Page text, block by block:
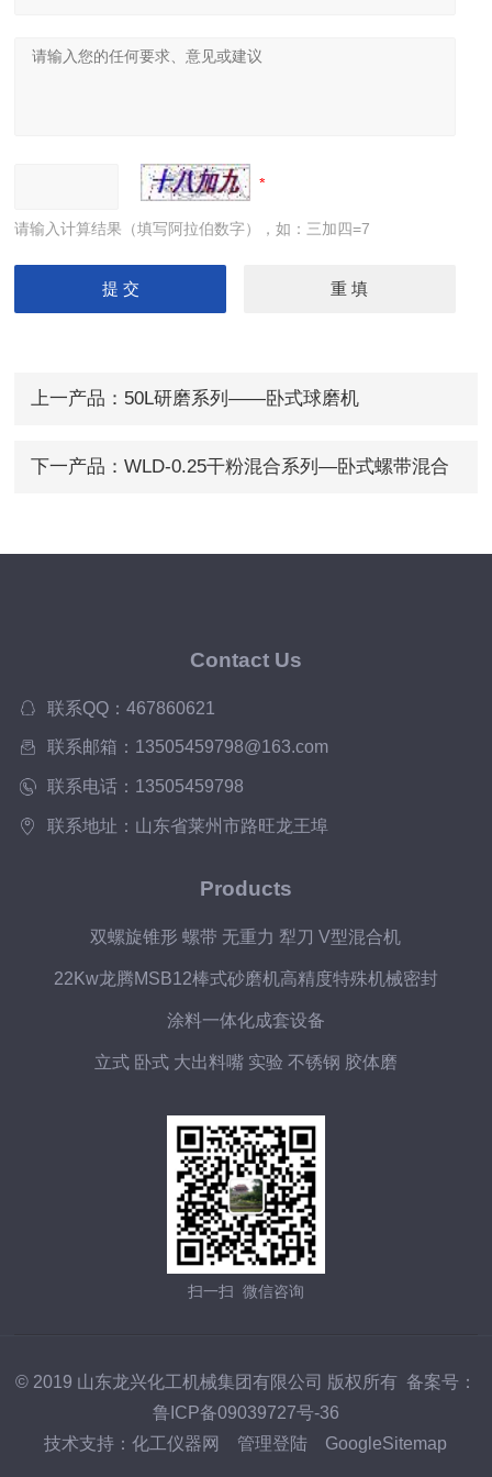
请输入计算结果（填写阿拉伯数字），如：三加四=7
上一产品： 50L研磨系列——卧式球磨机
下一产品： WLD-0.25干粉混合系列—卧式螺带混合
Contact Us
联系QQ：467860621
联系邮箱：13505459798@163.com
联系电话：13505459798
联系地址：山东省莱州市路旺龙王埠
Products
双螺旋锥形 螺带 无重力 犁刀 V型混合机
22Kw龙腾MSB12棒式砂磨机高精度特殊机械密封
涂料一体化成套设备
立式 卧式 大出料嘴 实验 不锈钢 胶体磨
扫一扫 微信咨询
© 2019 山东龙兴化工机械集团有限公司 版权所有 备案号：
鲁ICP备09039727号-36
技术支持：化工仪器网 管理登陆 GoogleSitemap